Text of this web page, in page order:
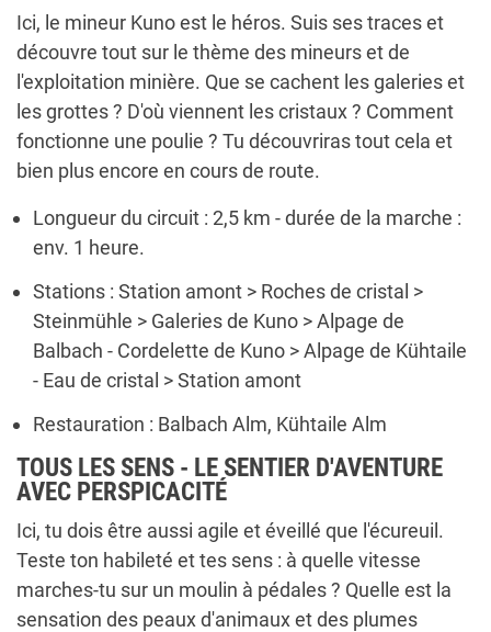
Ici, le mineur Kuno est le héros. Suis ses traces et
découvre tout sur le thème des mineurs et de
l'exploitation minière. Que se cachent les galeries et
les grottes ? D'où viennent les cristaux ? Comment
fonctionne une poulie ? Tu découvriras tout cela et
bien plus encore en cours de route.
Longueur du circuit : 2,5 km - durée de la marche :
env. 1 heure.
Stations : Station amont > Roches de cristal >
Steinmühle > Galeries de Kuno > Alpage de
Balbach - Cordelette de Kuno > Alpage de Kühtaile
- Eau de cristal > Station amont
Restauration : Balbach Alm, Kühtaile Alm
TOUS LES SENS - LE SENTIER D'AVENTURE
AVEC PERSPICACITÉ
Ici, tu dois être aussi agile et éveillé que l'écureuil.
Teste ton habileté et tes sens : à quelle vitesse
marches-tu sur un moulin à pédales ? Quelle est la
sensation des peaux d'animaux et des plumes